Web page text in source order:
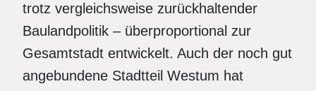
trotz vergleichsweise zurückhaltender
Baulandpolitik – überproportional zur
Gesamtstadt entwickelt. Auch der noch gut
angebundene Stadtteil Westum hat